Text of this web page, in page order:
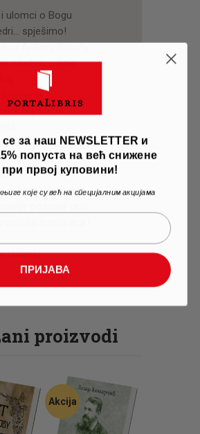
ulomci o Bogu
spješimo!
mladiću u Boki
i rasfratar
naučitelju
doktoru Vesniću
izdanju
proizvodi
Akcija
се за наш NEWSLETTER и
попуста на већ снижене
првој куповини!
које су већ на специјалним акцијама
ПРИЈАВА